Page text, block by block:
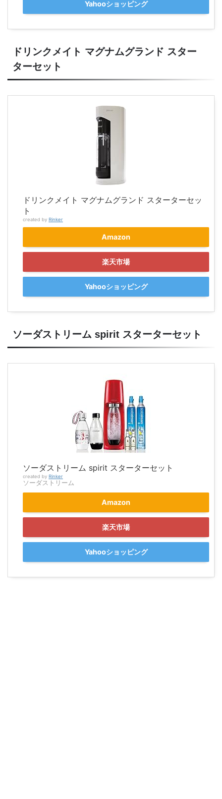
Yahooショッピング
ドリンクメイト マグナムグランド スター
ターセット
ドリンクメイト マグナムグランド スターターセッ
ト
created by Rinker
Amazon
楽天市場
Yahooショッピング
ソーダストリーム spirit スターターセット
ソーダストリーム spirit スターターセット
created by Rinker
ソーダストリーム
Amazon
楽天市場
Yahooショッピング